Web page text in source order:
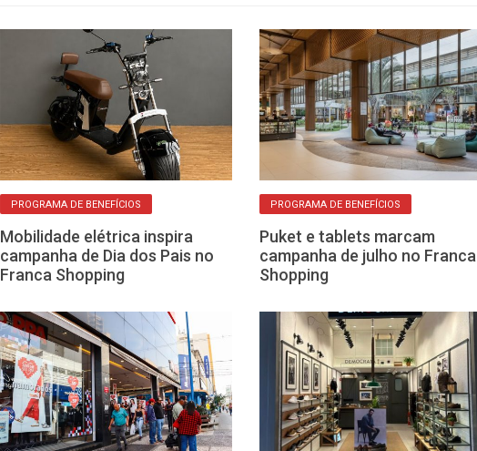
PROGRAMA DE BENEFÍCIOS
Mobilidade elétrica inspira
campanha de Dia dos Pais no
Franca Shopping
PROGRAMA DE BENEFÍCIOS
Puket e tablets marcam
campanha de julho no Franca
Shopping